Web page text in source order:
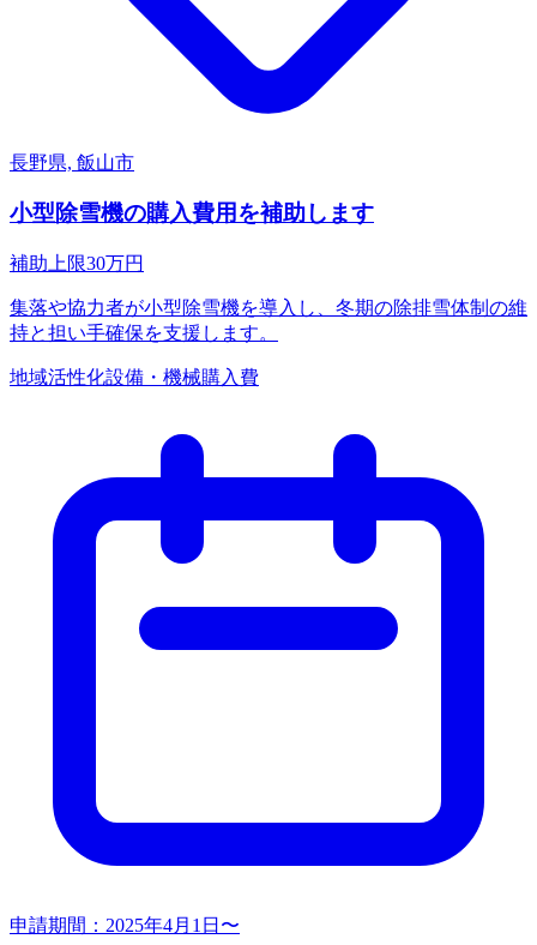
長野県, 飯山市
小型除雪機の購入費用を補助します
補助上限30万円
集落や協力者が小型除雪機を導入し、冬期の除排雪体制の維
持と担い手確保を支援します。
地域活性化設備・機械購入費
申請期間： 2025年4月1日〜